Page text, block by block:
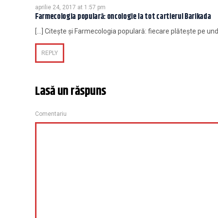
aprilie 24, 2017 at 1:57 pm
Farmecologia populară: oncologie la tot cartierul Barikada
[…] Citește și Farmecologia populară: fiecare plătește pe
REPLY
Lasă un răspuns
Comentariu